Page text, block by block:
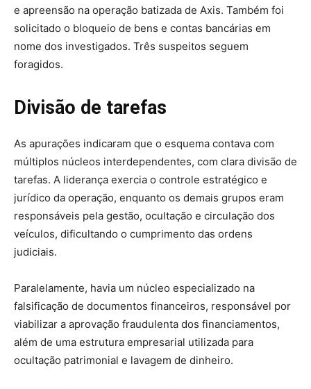
e apreensão na operação batizada de Axis. Também foi
solicitado o bloqueio de bens e contas bancárias em
nome dos investigados. Três suspeitos seguem
foragidos.
Divisão de tarefas
As apurações indicaram que o esquema contava com
múltiplos núcleos interdependentes, com clara divisão de
tarefas. A liderança exercia o controle estratégico e
jurídico da operação, enquanto os demais grupos eram
responsáveis pela gestão, ocultação e circulação dos
veículos, dificultando o cumprimento das ordens
judiciais.
Paralelamente, havia um núcleo especializado na
falsificação de documentos financeiros, responsável por
viabilizar a aprovação fraudulenta dos financiamentos,
além de uma estrutura empresarial utilizada para
ocultação patrimonial e lavagem de dinheiro.